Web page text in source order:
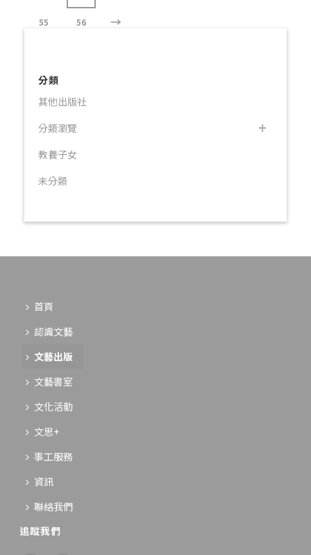
55 56 →
分類
其他出版社
分類瀏覽
教養子女
未分類
首頁
認識文藝
文藝出版
文藝書室
文化活動
文思+
事工服務
資訊
聯絡我們
追蹤我們